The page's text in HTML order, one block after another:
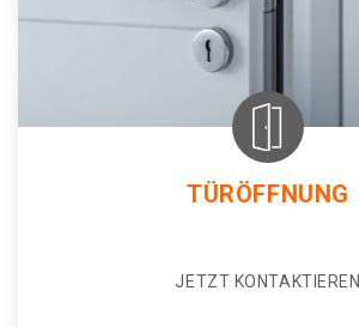
TÜRÖFFNUNG
JETZT KONTAKTIEREN